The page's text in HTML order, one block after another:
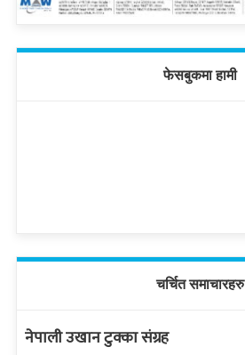
फेसबुकमा हामी
चर्चित समाचारहरु
नेपाली उखान टुक्का संग्रह